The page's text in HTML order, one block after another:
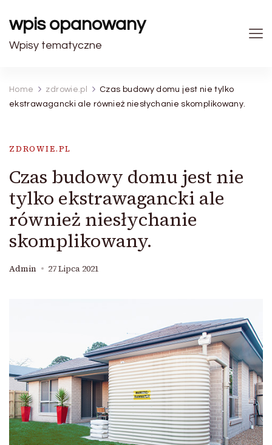
wpis opanowany
Wpisy tematyczne
Home zdrowie.pl
Czas budowy domu jest nie tylko
ekstrawagancki ale również niesłychanie skomplikowany.
ZDROWIE.PL
Czas budowy domu jest nie
tylko ekstrawagancki ale
również niesłychanie
skomplikowany.
Admin 27 Lipca 2021